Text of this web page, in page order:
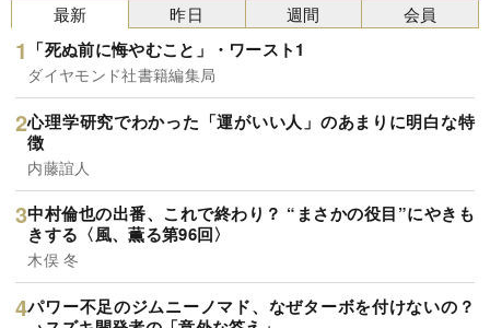
最新
「死ぬ前に悔やむこと」・ワースト1
ダイヤモンド社書籍編集局
心理学研究でわかった「運がいい人」のあまりに明白な特
徴
内藤誼人
中村倫也の出番、これで終わり？ “まさかの役目”にやきも
きする〈風、薫る第96回〉
木俣 冬
パワー不足のジムニーノマド、なぜターボを付けないの？
昨日 週間 会員